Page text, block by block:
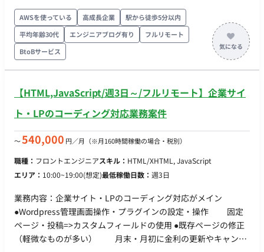
解決をサポートする、アジャイル開発メインのポジションで
す。 ご経験やスキルに応じて、以下の役割を分担しています。
・営業やカスタマーサクセスといった社内のフロント担当者に
同行し、システムに登録するデータに関して、顧客へのヒアリ
ングと課題分析 ・フロントに立って機能改善／新機能開発の要
技術解決に対するエンジニアへの具体的な指示、フォロー ・社
内外や外注先への指示・依頼・調整業務 ・リリーススケジュー
折衝） ■使用ツール Google Workspace, Slack, Zoom,
発概要 ・開発言語: PHP, JavaScript ・フレームワーク: Laravel,
CakePHP ・開発/運用環境: Docker, VSCode, PHPStorm, Node-
AWS（S3, lambda, SQS） ・監視、モニタリング、運用ツール:
Newrelic ■ポジションの魅力 ・データ連携プロジェクトという
性質上、自社製品だけではなく他社製品の仕様にも触れる機会
が多くあり、包括的な業界の理解を深めることができます。 ・
AWSを使っている 高成長企業
駅から徒歩5分以内
平均年齢30代
エンジニアブログ有り
フルリモート
BtoBサービス
【HTML,JavaScript/週3日～/フルリモート】企業サイ
ト・LPのコーディング対応業務案件
〜540,000 円／月 （※月160時間稼働の場合・税別）
職種： フロントエンジニアスキル： HTML/XHTML, JavaScript
エリア： 10:00~19:00(想定)最低稼働日数： 週3日
業務内容：企業サイト・LPのコーディング対応がメイン
●Wordpress管理画面操作・プラグインの設定・操作 固定
ページ・投稿=>カスタムフィールドの使用 ●既存ページの修正
（軽微なものが多い） 月末・月初に金利の更新やキャンペ